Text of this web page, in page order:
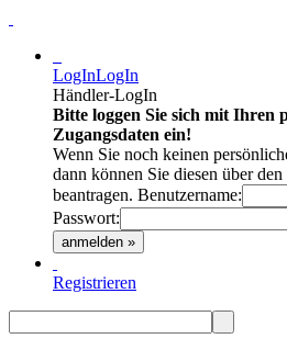
LogInLogIn
Händler-LogIn
Bitte loggen Sie sich mit Ihren
Zugangsdaten ein!
Wenn Sie noch keinen
dann können Sie diesen über
beantragen. Benutzername:
Passwort:
anmelden »
Registrieren